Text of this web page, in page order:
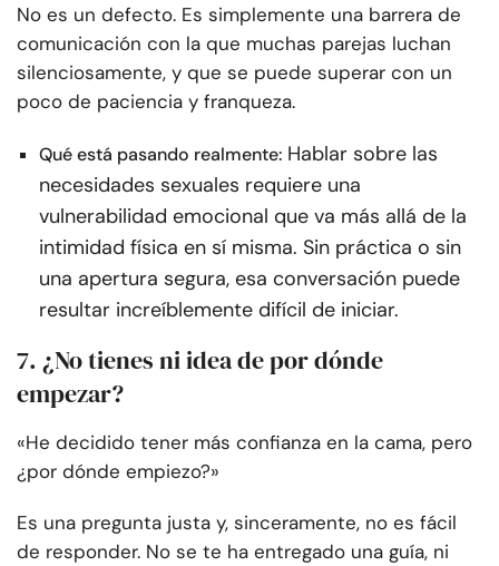
No es un defecto. Es simplemente una barrera de
comunicación con la que muchas parejas luchan
silenciosamente, y que se puede superar con un
poco de paciencia y franqueza.
Qué está pasando realmente: Hablar sobre las
necesidades sexuales requiere una
vulnerabilidad emocional que va más allá de la
intimidad física en sí misma. Sin práctica o sin
una apertura segura, esa conversación puede
resultar increíblemente difícil de iniciar.
7. ¿No tienes ni idea de por dónde
empezar?
«He decidido tener más confianza en la cama, pero
¿por dónde empiezo?»
Es una pregunta justa y, sinceramente, no es fácil
de responder. No se te ha entregado una guía, ni